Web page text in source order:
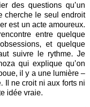
des questions qu’un
cherche le seul endroit
est un acte amoureux.
entre quelque
et quelque
suivre le rythme. Je
qui explique qu’on
il y a une lumière –
Il ne croit ni aux forts ni
idée vraie.